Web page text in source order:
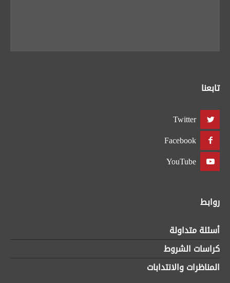
تابعنا
Twitter
Facebook
YouTube
روابط
أسئلة متداولة
كراسات الشروط
المناظرات والانتدابات